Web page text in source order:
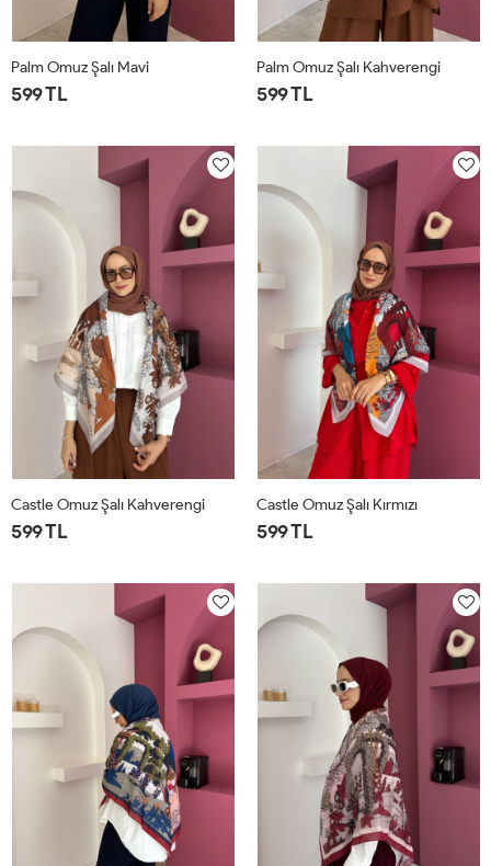
Palm Omuz Şalı Mavi
599 TL
Palm Omuz Şalı Kahverengi
599 TL
Castle Omuz Şalı Kahverengi
599 TL
Castle Omuz Şalı Kırmızı
599 TL